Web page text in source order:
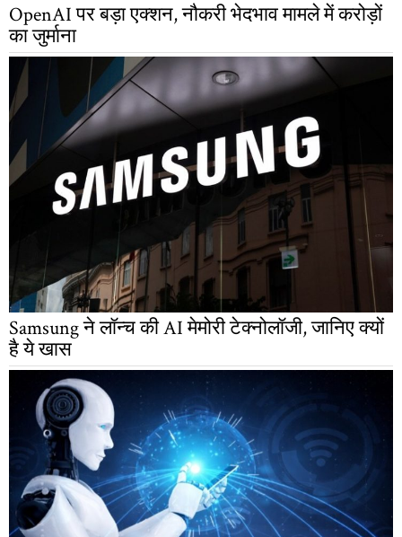
OpenAI पर बड़ा एक्शन, नौकरी भेदभाव मामले में करोड़ों
का जुर्माना
Samsung ने लॉन्च की AI मेमोरी टेक्नोलॉजी, जानिए क्यों
है ये खास